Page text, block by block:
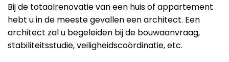
Bij de totaalrenovatie van een huis of appartement
hebt u in de meeste gevallen een architect. Een
architect zal u begeleiden bij de bouwaanvraag,
stabiliteitsstudie, veiligheidscoördinatie, etc.